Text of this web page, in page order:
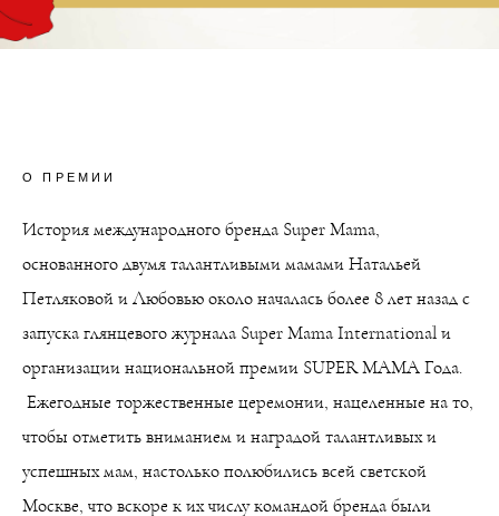
О ПРЕМИИ
История международного бренда Super Mama,
основанного двумя талантливыми мамами Натальей
Петляковой и Любовью около началась более 8 лет назад с
запуска глянцевого журнала Super Mama International и
организации национальной премии SUPER MAMA Года.
Ежегодные торжественные церемонии, нацеленные на то,
чтобы отметить вниманием и наградой талантливых и
успешных мам, настолько полюбились всей светской
Москве, что вскоре к их числу командой бренда были